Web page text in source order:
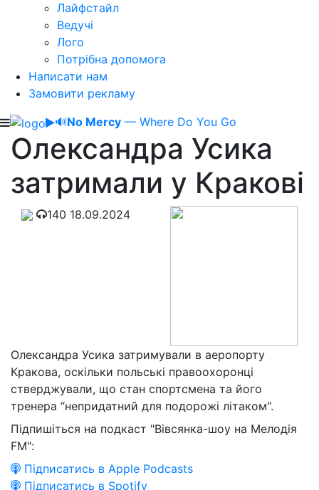
Лайфстайл
Ведучі
Лого
Потрібна допомога
Написати нам
Замовити рекламу
🔊No Mercy — Where Do You Go
Олександра Усика
затримали у Кракові
140 18.09.2024
Олександра Усика затримували в аеропорту
Кракова, оскільки польські правоохоронці
стверджували, що стан спортсмена та його
тренера “непридатний для подорожі літаком".
Підпишіться на подкаст "Вівсянка-шоу на Мелодія
FM":
Підписатись в Apple Podcasts
Підписатись в Spotify